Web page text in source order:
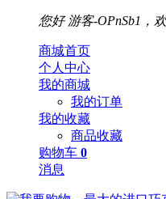
您好 游客-OPnSb1，
商城首页
个人中心
我的商城
我的订单
我的收藏
商品收藏
购物车 0
消息